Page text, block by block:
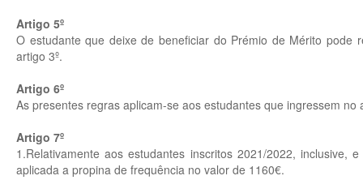
Artigo 5º
O estudante que deixe de beneficiar do Prémio de Mérito pode
artigo 3º.
Artigo 6º
As presentes regras aplicam-se aos estudantes que ingressem no
Artigo 7º
1.Relativamente aos estudantes inscritos 2021/2022,
aplicada a propina de frequência no valor de 1160€.